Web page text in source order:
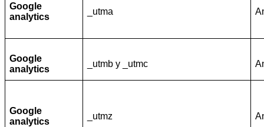
Google
analytics
_utma
Google
analytics
_utmb y _utmc
Google
analytics
_utmz